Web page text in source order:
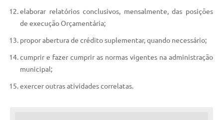
elaborar relatórios conclusivos, mensalmente, das posições
de execução Orçamentária;
propor abertura de crédito suplementar, quando necessário;
cumprir e fazer cumprir as normas vigentes na administração
municipal;
exercer outras atividades correlatas.